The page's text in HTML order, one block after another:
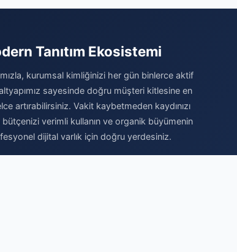
Tanıtım Ekosistemi
kurumsal kimliğinizi her gün binlerce aktif
sayesinde doğru müşteri kitlesine en
artırabilirsiniz. Vakit kaybetmeden kaydınızı
verimli kullanın ve organik büyümenin
dijital varlık için doğru yerdesiniz.